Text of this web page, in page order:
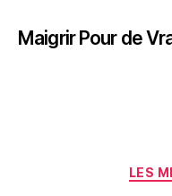
Maigrir Pour de
LES